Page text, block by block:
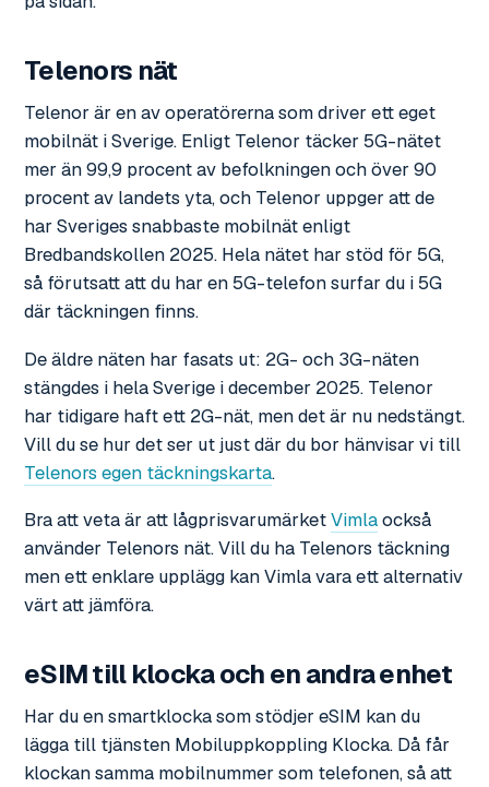
Telenors nät
Telenor är en av operatörerna som driver ett eget
mobilnät i Sverige. Enligt Telenor täcker 5G-nätet
mer än 99,9 procent av befolkningen och över 90
procent av landets yta, och Telenor uppger att de
har Sveriges snabbaste mobilnät enligt
Bredbandskollen 2025. Hela nätet har stöd för 5G,
så förutsatt att du har en 5G-telefon surfar du i 5G
där täckningen finns.
De äldre näten har fasats ut: 2G- och 3G-näten
stängdes i hela Sverige i december 2025. Telenor
har tidigare haft ett 2G-nät, men det är nu nedstängt.
Vill du se hur det ser ut just där du bor hänvisar vi till
Telenors egen täckningskarta.
Bra att veta är att lågprisvarumärketVimlaockså
använder Telenors nät. Vill du ha Telenors täckning
men ett enklare upplägg kan Vimla vara ett alternativ
värt att jämföra.
eSIM till klocka och en andra enhet
Har du en smartklocka som stödjer eSIM kan du
lägga till tjänsten Mobiluppkoppling Klocka. Då får
klockan samma mobilnummer som telefonen, så att